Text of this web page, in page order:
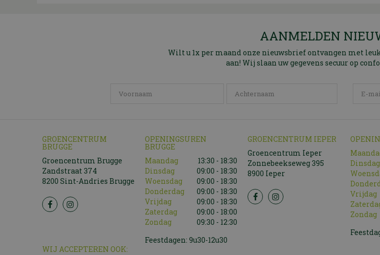
AANMELDEN
Wilt u 1x per maand onze nieuwsbrief ontvangen met
aan! Wij slaan uw gegevens secuur op
GROENCENTRUM
BRUGGE
Groencentrum Brugge
Zandstraat 374
8200 Sint-Andries Brugge
WIJ ACCEPTEREN OOK:
OPENINGSUREN
BRUGGE
Maandag
13:30 - 18:30
Dinsdag
09:00 - 18:30
Woensdag
09:00 - 18:30
Donderdag
09:00 - 18:30
Vrijdag
09:00 - 18:30
Zaterdag
09:00 - 18:00
Zondag
09:30 - 12:30
Feestdagen: 9u30-12u30
GROENCENTRUM IEPER
Groencentrum Ieper
Zonnebeekseweg 395
8900 Ieper
Dinsdag
Vrijdag
Zondag